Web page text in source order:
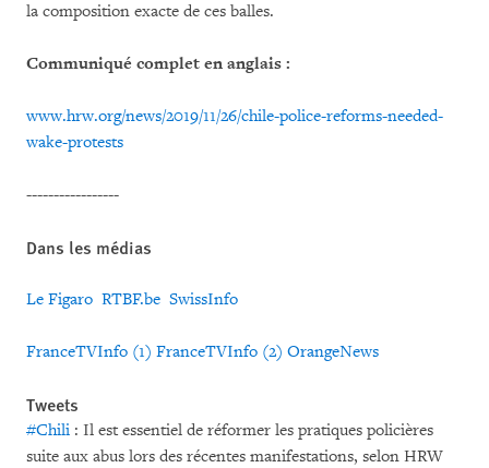
la composition exacte de ces balles.
Communiqué complet en anglais :
www.hrw.org/news/2019/11/26/chile-police-reforms-needed-
wake-protests
-----------------
Dans les médias
Le Figaro RTBF.be SwissInfo
FranceTVInfo (1) FranceTVInfo (2) OrangeNews
Tweets
#Chili : Il est essentiel de réformer les pratiques policières
suite aux abus lors des récentes manifestations, selon HRW